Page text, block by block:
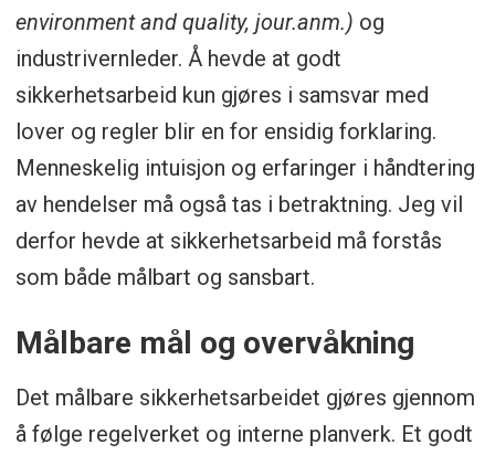
environment and quality, jour.anm.) og
industrivernleder. Å hevde at godt
sikkerhetsarbeid kun gjøres i samsvar med
lover og regler blir en for ensidig forklaring.
Menneskelig intuisjon og erfaringer i håndtering
av hendelser må også tas i betraktning. Jeg vil
derfor hevde at sikkerhetsarbeid må forstås
som både målbart og sansbart.
Målbare mål og overvåkning
Det målbare sikkerhetsarbeidet gjøres gjennom
å følge regelverket og interne planverk. Et godt